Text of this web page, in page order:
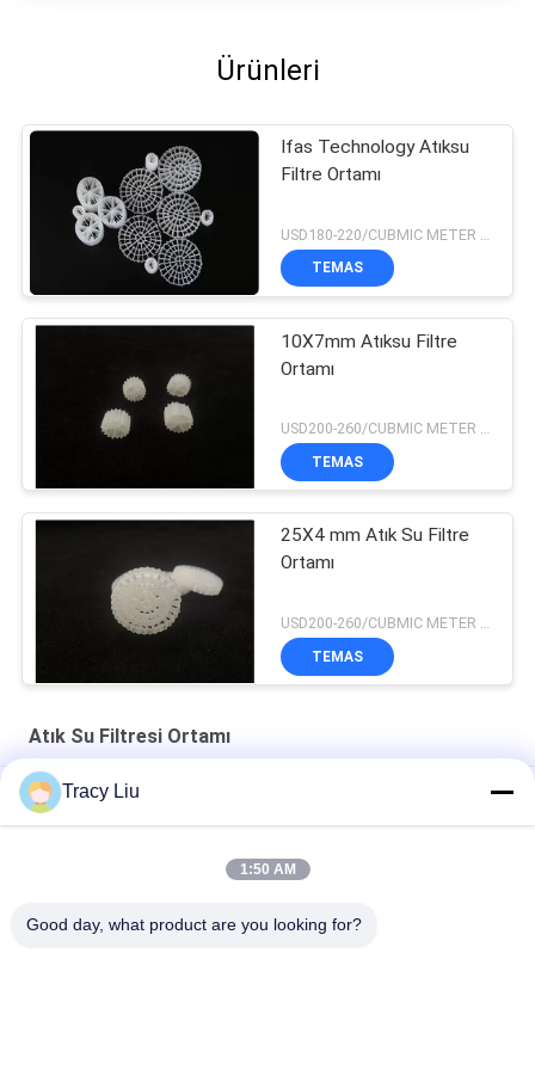
Ürünleri
Ifas Technology Atıksu
Filtre Ortamı
TEMAS
10X7mm Atıksu Filtre
Ortamı
USD200-260/CUBMIC METER MOQ:1CubmicMeter
TEMAS
25X4 mm Atık Su Filtre
Ortamı
USD200-260/CUBMIC METER MOQ:1CubmicMeter
TEMAS
Atık Su Filtresi Ortamı
Atık Su Arıtma FAS Ekipmanı için 1000 M2 / M3 Plastik Ortam
Akvaryumu
Tracy Liu
1:50 AM
Good day, what product are you looking for?